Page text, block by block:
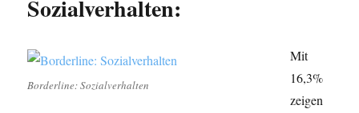
Sozialverhalten:
Borderline: Sozialverhalten
Mit
16,3%
zeigen